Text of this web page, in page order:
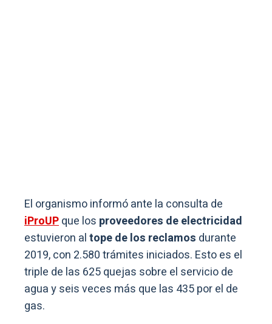
El organismo informó ante la consulta de
iProUPque los proveedores de electricidad
estuvieron altope de los reclamos durante
2019, con 2.580 trámites iniciados. Esto es el
triple de las 625 quejas sobre el servicio de
agua y seis veces más que las 435 por el de
gas.